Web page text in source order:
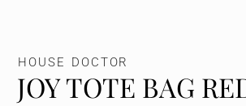
HOUSE DOCTOR
JOY TOTE BAG